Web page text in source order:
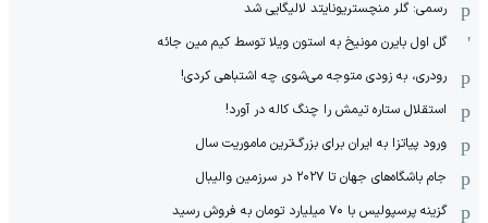
رسمی: گلر منچستریونایتد لالیگایی شد
گل اول بایرن مونیخ به استون ویلا توسط کیم مین جائه
رودری، به زودی متوجه می‌شوی چه اشتباهی کردی!
استقلال ستاره تیمش را چنگ کاله در آورد!
ورود پیاتزا به ایران برای بزرگ‌ترین ماموریت سال
جام باشگاه‌های جهان تا ۲۰۲۷ در سرزمین والیبال
گزینه پرسپولیس با ۷۰ میلیارد تومان به فروش رسید